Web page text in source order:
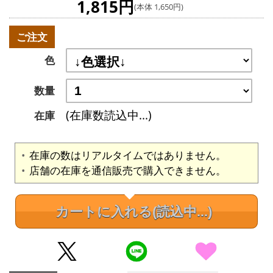
1,815円 (本体 1,650円)
ご注文
色
数量
在庫
(在庫数読込中...)
在庫の数はリアルタイムではありません。
店舗の在庫を通信販売で購入できません。
カートに入れる(読込中...)